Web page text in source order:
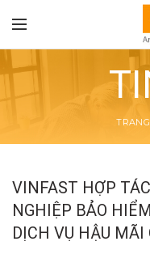
VINFAST HỢP
NGHIỆP BẢO
DỊCH VỤ HẬU